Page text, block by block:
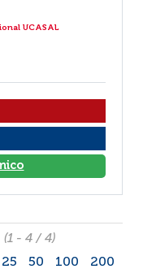
UCASAL
(1 - 4 / 4)
25 50 100 200